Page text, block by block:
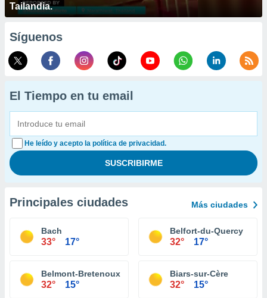
Tailandia.
Síguenos
El Tiempo en tu email
He leído y acepto la política de privacidad.
Principales ciudades Más ciudades
Bach
33° 17°
Belfort-du-Quercy
32° 17°
Belmont-Bretenoux
32° 15°
Biars-sur-Cère
32° 15°